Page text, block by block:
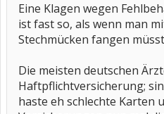
Eine Klagen wegen
ist fast so, als wenn man
Stechmücken fangen
Die meisten deutschen
Haftpflichtversicherung;
haste eh schlechte Karten